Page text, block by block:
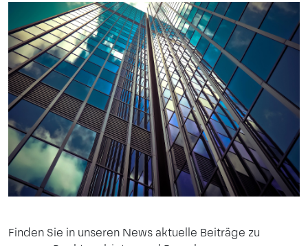
Finden Sie in unseren News aktuelle Beiträge zu